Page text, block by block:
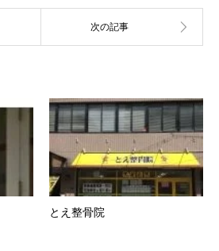
とえ整骨院